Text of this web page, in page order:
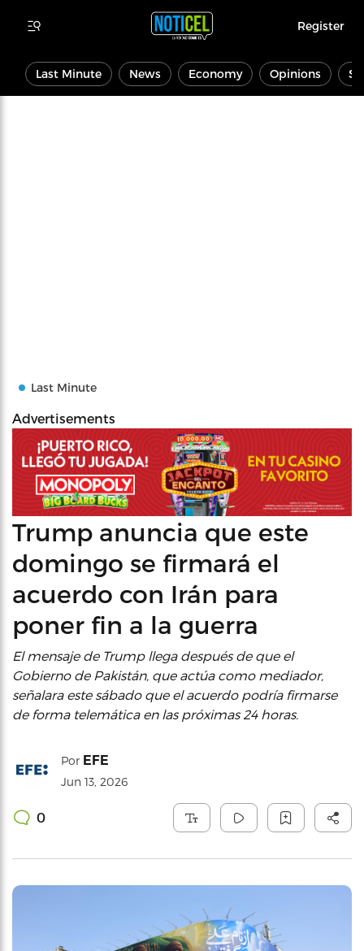
Register
Last Minute News Economy Opinions
Last Minute
Advertisements
Trump anuncia que este
domingo se firmará el
acuerdo con Irán para
poner fin a la guerra
El mensaje de Trump llega después de que el
Gobierno de Pakistán, que actúa como mediador,
señalara este sábado que el acuerdo podría firmarse
de forma telemática en las próximas 24 horas.
Por EFE
Jun 13, 2026
0